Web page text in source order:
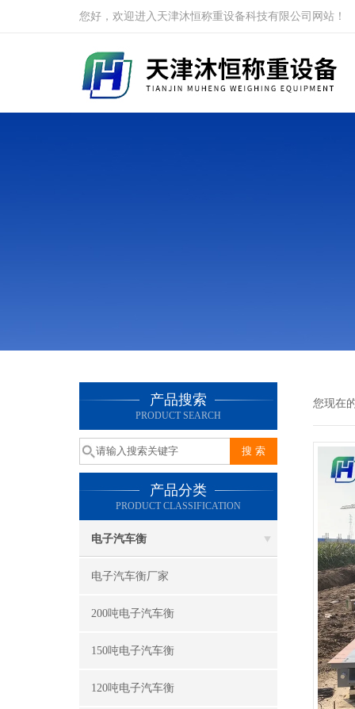
您好，欢迎进入天津沐恒称重设备科技有限公司网站！
产品搜索
PRODUCT SEARCH
产品分类
PRODUCT CLASSIFICATION
电子汽车衡
电子汽车衡厂家
200吨电子汽车衡
150吨电子汽车衡
120吨电子汽车衡
您现在